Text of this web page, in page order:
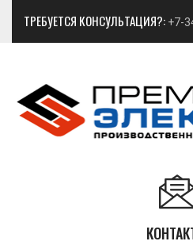
ТРЕБУЕТСЯ КОНСУЛЬТАЦИЯ?: +7-